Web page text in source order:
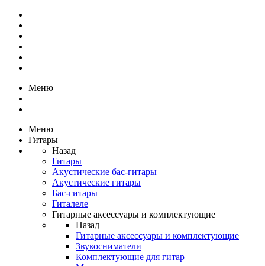
Меню
Меню
Гитары
Назад
Гитары
Акустические бас-гитары
Акустические гитары
Бас-гитары
Гиталеле
Гитарные аксессуары и комплектующие
Назад
Гитарные аксессуары и комплектующие
Звукосниматели
Комплектующие для гитар